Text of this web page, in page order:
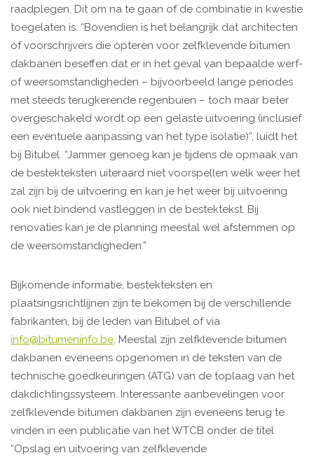
raadplegen. Dit om na te gaan of de combinatie in kwestie
toegelaten is. “Bovendien is het belangrijk dat architecten
of voorschrijvers die opteren voor zelfklevende bitumen
dakbanen beseffen dat er in het geval van bepaalde werf-
of weersomstandigheden – bijvoorbeeld lange periodes
met steeds terugkerende regenbuien – toch maar beter
overgeschakeld wordt op een gelaste uitvoering (inclusief
een eventuele aanpassing van het type isolatie)”, luidt het
bij Bitubel. “Jammer genoeg kan je tijdens de opmaak van
de bestekteksten uiteraard niet voorspellen welk weer het
zal zijn bij de uitvoering en kan je het weer bij uitvoering
ook niet bindend vastleggen in de bestektekst. Bij
renovaties kan je de planning meestal wel afstemmen op
de weersomstandigheden.”
Bijkomende informatie, bestekteksten en
plaatsingsrichtlijnen zijn te bekomen bij de verschillende
fabrikanten, bij de leden van Bitubel of via
info@bitumeninfo.be. Meestal zijn zelfklevende bitumen
dakbanen eveneens opgenomen in de teksten van de
technische goedkeuringen (ATG) van de toplaag van het
dakdichtingssysteem. Interessante aanbevelingen voor
zelfklevende bitumen dakbanen zijn eveneens terug te
vinden in een publicatie van het WTCB onder de titel
“Opslag en uitvoering van zelfklevende